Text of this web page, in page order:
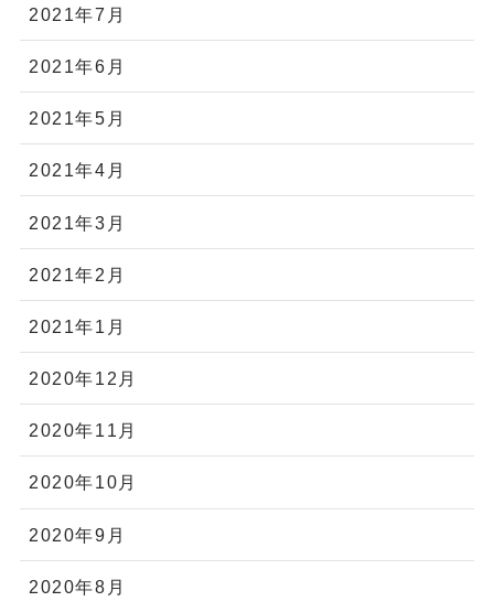
2021年7月
2021年6月
2021年5月
2021年4月
2021年3月
2021年2月
2021年1月
2020年12月
2020年11月
2020年10月
2020年9月
2020年8月